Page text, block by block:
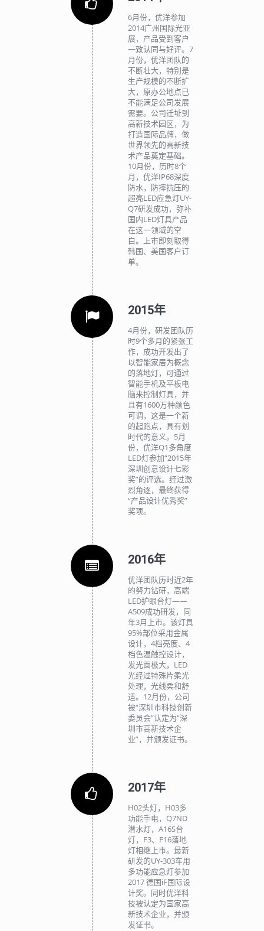
6月份，优洋参加
2014广州国际光亚
展，产品受到客户
一致认同与好评。7
月份，优洋团队的
不断壮大，特别是
生产规模的不断扩
大，原办公地点已
不能满足公司发展
需要。公司迁址到
高新技术园区，为
打造国际品牌，做
世界领先的高新技
术产品奠定基础。
10月份，历时8个
月，优洋IP68深度
防水，防摔抗压的
超亮LED应急灯UY-
Q7研发成功，弥补
国内LED灯具产品
在这一领域的空
白。上市即刻取得
韩国、美国客户订
单。
2015年
4月份，研发团队历
时9个多月的紧张工
作，成功开发出了
以智能家居为概念
的落地灯，可通过
智能手机及平板电
脑来控制灯具，并
且有1600万种颜色
可调，这是一个新
的起跑点，具有划
时代的意义。5月
份，优洋Q1多角度
LED灯参加“2015年
深圳创意设计七彩
奖”的评选。经过激
烈角逐，最终获得
“产品设计优秀奖”
奖项。
2016年
优洋团队历时近2年
的努力钻研，高端
LED护眼台灯——
A509成功研发，同
年3月上市。该灯具
95%部位采用金属
设计，4档亮度、4
档色温触控设计，
发光面极大，LED
光经过特殊片柔光
处理，光线柔和舒
适。12月份，公司
被“深圳市科技创新
委员会”认定为“深
圳市高新技术企
业”，并颁发证书。
2017年
H02头灯，H03多
功能手电，Q7ND
潜水灯，A16S台
灯，F3、F16落地
灯相继上市。最新
研发的UY-303车用
多功能应急灯参加
2017 德国iF国际设
计奖。同时优洋科
技被认定为国家高
新技术企业，并颁
发证书。